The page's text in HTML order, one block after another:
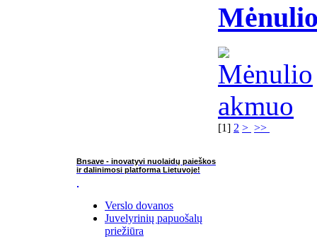
[1] 2 > >>
Bnsave - inovatyvi nuolaidų paieškos
ir dalinimosi platforma Lietuvoje!
Verslo dovanos
Juvelyrinių papuošalų
priežiūra